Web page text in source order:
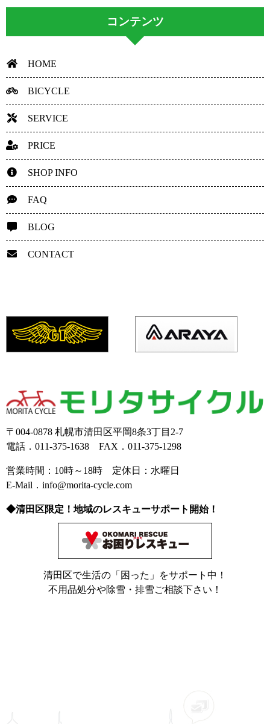
コンテンツ
HOME
BICYCLE
SERVICE
PRICE
SHOP INFO
FAQ
BLOG
CONTACT
〒004-0878 札幌市清田区平岡8条3丁目2-7
電話．011-375-1638 FAX．011-375-1298
営業時間：10時～18時 定休日：水曜日
E-Mail．info@morita-cycle.com
◆清田区限定！地域のレスキューサポート開始！
清田区で生活の「困った」をサポート中！
不用品処分や除雪・排雪ご相談下さい！